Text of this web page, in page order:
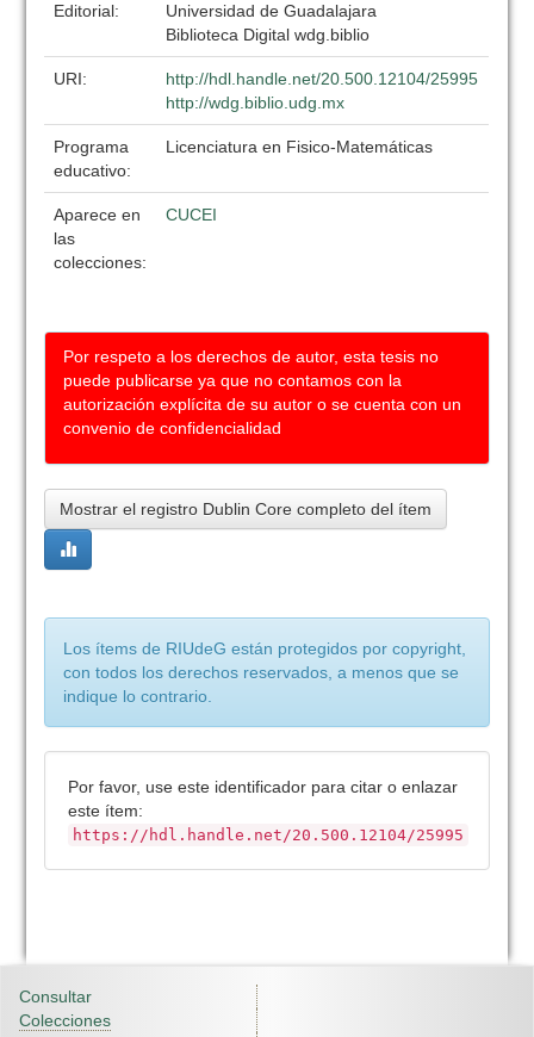
Editorial:
Universidad de Guadalajara
Biblioteca Digital wdg.biblio
URI:
http://hdl.handle.net/20.500.12104/25995
http://wdg.biblio.udg.mx
Programa
educativo:
Licenciatura en Fisico-Matemáticas
Aparece en
las
colecciones:
CUCEI
Por respeto a los derechos de autor, esta tesis no
puede publicarse ya que no contamos con la
autorización explícita de su autor o se cuenta con un
convenio de confidencialidad
Mostrar el registro Dublin Core completo del ítem
Los ítems de RIUdeG están protegidos por copyright,
con todos los derechos reservados, a menos que se
indique lo contrario.
Por favor, use este identificador para citar o enlazar
este ítem:
https://hdl.handle.net/20.500.12104/25995
Consultar
Colecciones